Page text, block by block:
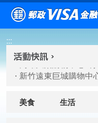
跳到主要內容區塊
:::
高雄大樂購物中心
臺北三創生活 有點
高雄大樂購物中心
新竹遠東巨城購物中
美食 生活